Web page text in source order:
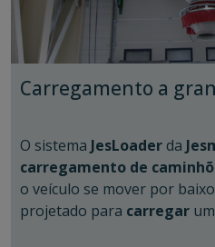
Se você possui umsilo
Carregamento a
O sistema JesLoaderda
carregamento de
o veículo se mover por
projetado para carregar